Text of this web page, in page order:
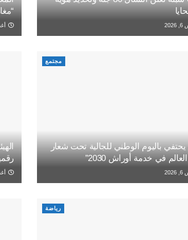
مجتمع
باليوم الوطني للجالية تحت شعار
في خدمة أوراش 2030”
رياضة